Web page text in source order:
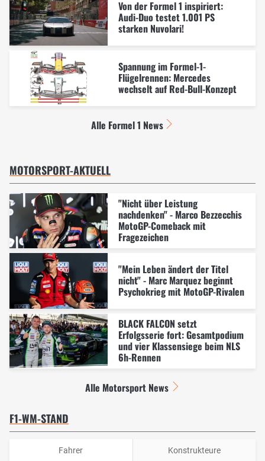
Von der Formel 1 inspiriert:
Audi-Duo testet 1.001 PS
starken Nuvolari!
Spannung im Formel-1-
Flügelrennen: Mercedes
wechselt auf Red-Bull-Konzept
Alle Formel 1 News
MOTORSPORT-AKTUELL
"Nicht über Leistung
nachdenken" - Marco Bezzecchis
MotoGP-Comeback mit
Fragezeichen
"Mein Leben ändert der Titel
nicht" - Marc Marquez beginnt
Psychokrieg mit MotoGP-Rivalen
BLACK FALCON setzt
Erfolgsserie fort: Gesamtpodium
und vier Klassensiege beim NLS
6h-Rennen
Alle Motorsport News
F1-WM-STAND
Fahrer Konstrukteure